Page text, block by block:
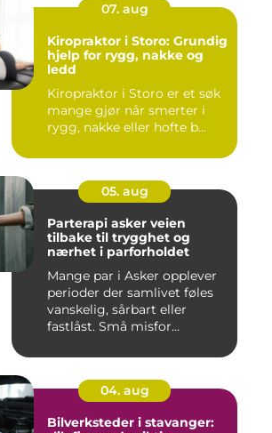
07. aug
Kiropraktor i Storo: Grundig
hjelp for rygg, nakke og
ledd
Kiropraktor i Storo er et søk
mange gjør når smerter i
rygg, nakke eller hofte b...
05. aug
Parterapi asker veien
tilbake til trygghet og
nærhet i parforholdet
Mange par i Asker opplever
perioder der samlivet føles
vanskelig, sårbart eller
fastlåst. Små misfor...
04. aug
Bilverksteder i stavanger: